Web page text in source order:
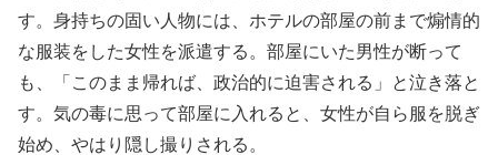
す。身持ちの固い人物には、ホテルの部屋の前まで煽情的
な服装をした女性を派遣する。部屋にいた男性が断って
も、「このまま帰れば、政治的に迫害される」と泣き落と
す。気の毒に思って部屋に入れると、女性が自ら服を脱ぎ
始め、やはり隠し撮りされる。